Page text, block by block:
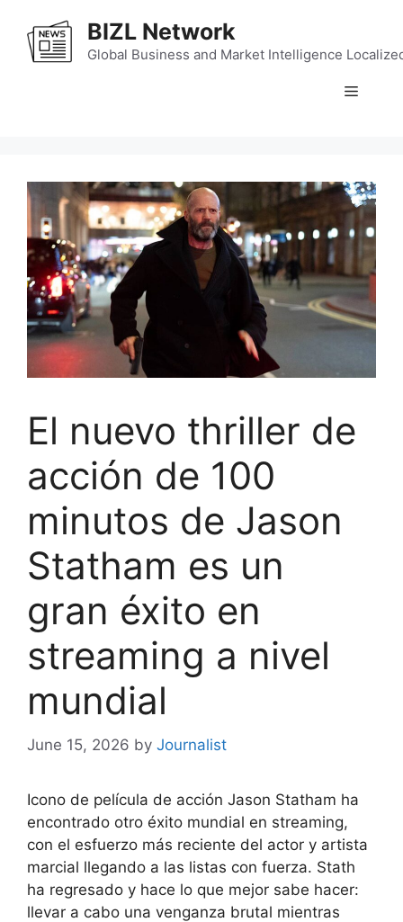
content
BIZL Network
Global Business and Market Intelligence
Menu
El nuevo thriller de
acción de 100
minutos de Jason
Statham es un
gran éxito en
streaming a nivel
mundial
June 15, 2026 by Journalist
Icono de película de acción Jason Statham ha
encontrado otro éxito mundial en streaming,
con el esfuerzo más reciente del actor y artista
marcial llegando a las listas con fuerza. Stath
ha regresado y hace lo que mejor sabe hacer:
llevar a cabo una venganza brutal mientras